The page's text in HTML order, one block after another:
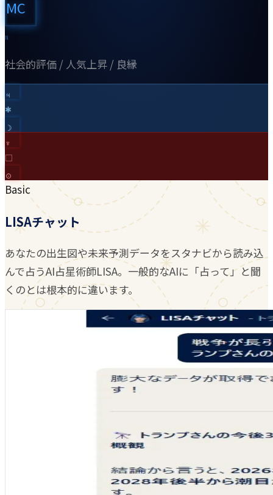
MC
N
社会的評価 / 人気上昇 / 良縁
♃︎
✱
☽︎
♆︎
□
☉︎
Basic
LISAチャット
あなたの出生図や未来予測データをスタナビから読み込
んで占うAI占星術師LISA。一般的なAIに「占って」と聞
くのとは根本的に違います。